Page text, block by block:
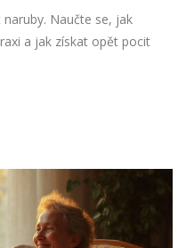
Naučte se, jak
a jak získat opět pocit